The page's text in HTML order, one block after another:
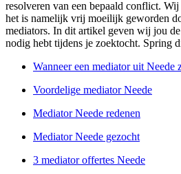
resolveren van een bepaald conflict.
het is namelijk vrij moeilijk geworden
mediators. In dit artikel geven wij jou
nodig hebt tijdens je zoektocht. Spring
Wanneer een mediator uit Neede
Voordelige mediator Neede
Mediator Neede redenen
Mediator Neede gezocht
3 mediator offertes Neede